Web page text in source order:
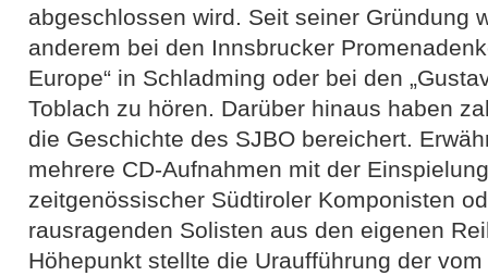
abgeschlossen wird. Seit seiner Gründung
anderem bei den Innsbrucker
Europe“ in Schladming oder bei den
Toblach zu hören. Darüber hinaus haben
die Geschichte des SJBO bereichert.
mehrere CD-Aufnahmen mit der
zeitgenössischer Südtiroler Komponisten
rausragenden Solisten aus den eigenen
Höhepunkt stellte die Uraufführung der